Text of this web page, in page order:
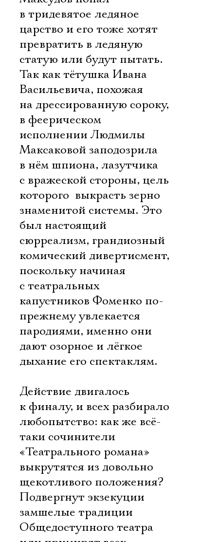
в тридевятое ледяное
царство и его тоже хотят
превратить в ледяную
статую или будут пытать.
Так как тётушка Ивана
Васильевича, похожая
на дрессированную сороку,
в феерическом
исполнении Людмилы
Максаковой заподозрила
в нём шпиона, лазутчика
с вражеской стороны, цель
которого  выкрасть зерно
знаменитой системы. Это
был настоящий
сюрреализм, грандиозный
комический дивертисмент,
поскольку начиная
с театральных
капустников Фоменко по-
прежнему увлекается
пародиями, именно они
дают озорное и лёгкое
дыхание его спектаклям.
Действие двигалось
к финалу, и всех разбирало
любопытство: как же всё-
таки сочинители
«Театрального романа»
выкрутятся из довольно
щекотливого положения?
Подвергнут экзекуции
замшелые традиции
Общедоступного театра